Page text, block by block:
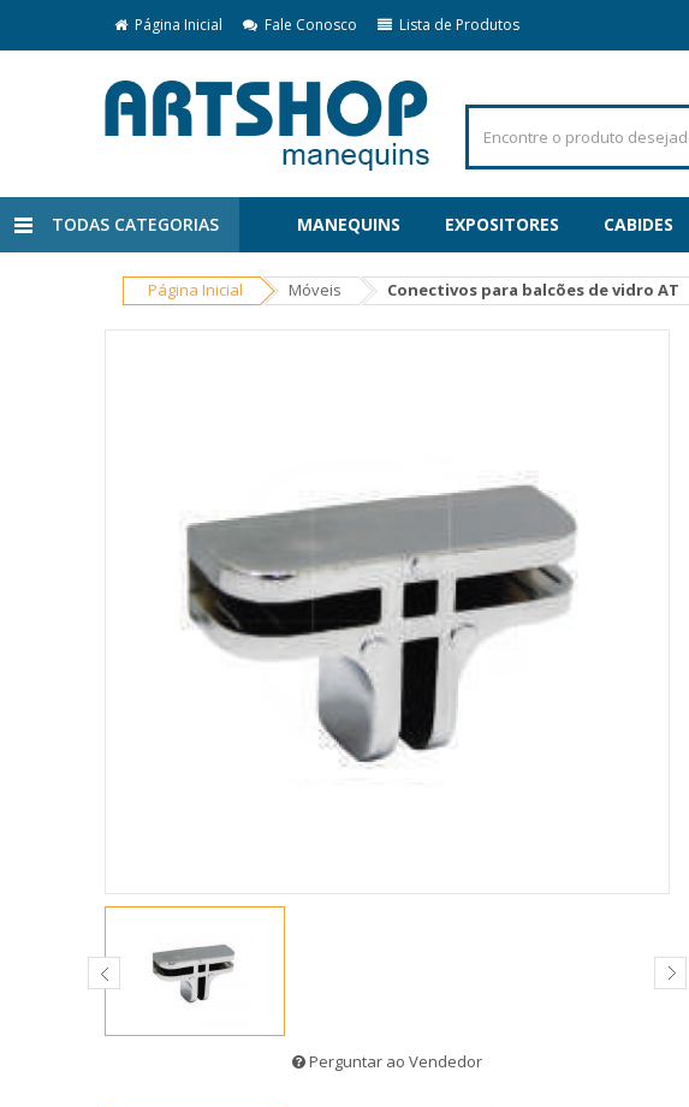
Página Inicial Fale Conosco Lista de Produtos
TODAS CATEGORIAS MANEQUINS EXPOSITORES CABIDES
Página Inicial Móveis Conectivos para balcões de vidro AT
Perguntar ao Vendedor